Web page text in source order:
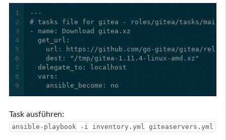
1
2
3
4
5
6
7
8
9
    ansible_become: no
Task ausführen:
ansible-playbook -i inventory.yml giteaservers.yml